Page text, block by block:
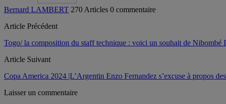
Bernard LAMBERT 270 Articles 0 commentaire
Article Précédent
Togo/ la composition du staff technique : voici un souhait de Nibombé
Article Suivant
Copa America 2024 |L’Argentin Enzo Fernandez s’excuse à propos
Laisser un commentaire